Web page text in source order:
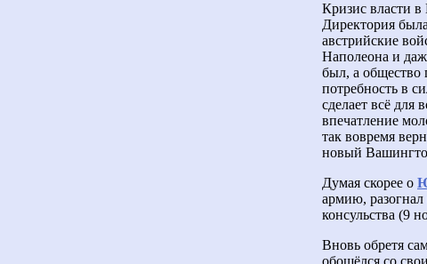
Кризис власти
Директория
австрийские
Наполеона и
был, а общество
потребность в
сделает всё для
впечатление
так вовремя
новый
Думая скорее о
армию,
консульства (9
Вновь обретя
обошёлся со